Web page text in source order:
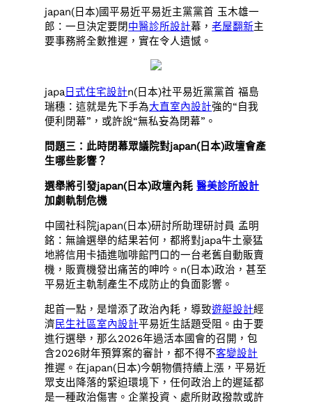
japan(日本)國平易近平易近主黨黨首 玉木雄一
郎：一旦決定要閉中醫診所設計幕，老屋翻新主
要事務將全數推遲，實在令人遺憾。
japa日式住宅設計n(日本)社平易近黨黨首 福島
瑞穗：這就是先下手為大直室內設計強的“自我
便利閉幕”，或許說“無私妄為閉幕”。
問題三：此時閉幕眾議院對japan(日本)政壇會產
生哪些影響？
選舉將引發japan(日本)政壇內耗醫美診所設計
加劇軌制危機
中國社科院japan(日本)研討所助理研討員 孟明
銘：無論選舉的結果若何，都將對japa牛土豪猛
地將信用卡插進咖啡館門口的一台老舊自動販賣
機，販賣機發出痛苦的呻吟。n(日本)政治，甚至
平易近主軌制產生不成防止的負面影響。
起首一點，是增添了政治內耗，導致遊艇設計經
濟民生社區室內設計平易近生話題受阻。由于要
進行選舉，那么2026年過活本國會的召開，包
含2026財年預算案的審計，都不得不客變設計
推遲。在japan(日本)今朝物價持續上漲，平易近
眾支出降落的緊迫環境下，任何政治上的遲延都
是一種政治傷害。企業投資、處所財政撥款或許